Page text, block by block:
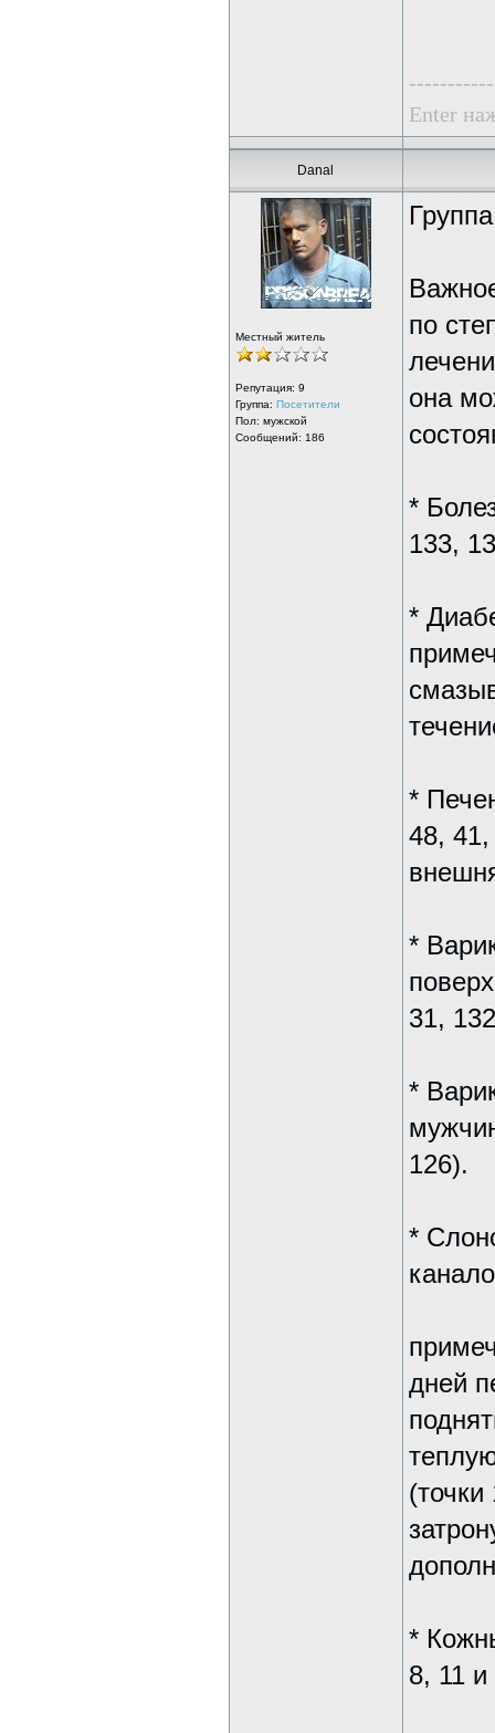
Enter
Danal
Местный житель
Репутация: 9
Группа: Посетители
Пол: мужской
Сообщений: 186
по
она
*
133,
*
*
48,
*
31,
*
126).
*
дней
*
8, 11 и